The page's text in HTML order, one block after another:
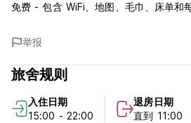
免费 - 包含 WiFi、地图、毛巾、床单和
位置 – La Controra 距离特米尼车站（
10 分钟，距离 Repubblica 地铁站 4 分
中心及其主要景点和最热闹的地区，同
安全的邻里。
别墅、巴贝里尼广场（地铁）。
举报
旅舍规则
入住日期
15:00 - 22:00
退房日期
直到 11:00